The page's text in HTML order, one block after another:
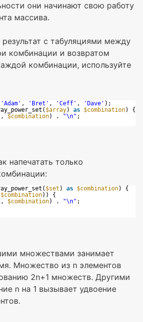
они начинают свою работу
массива.
с табуляциями между
комбинации и возвратом
комбинации, используйте
'Adam' , 'Bret' , 'Ceff' , 'Dave' );
$array) as $combination) {
, $combination) . "\n" ;
напечатать только
$set ) as $combination) {
$combination)) {
, $combination) . "\n" ;
множествами занимает
Множество из n элементов
2n+1 множеств. Другими
n на 1 вызывает удвоение